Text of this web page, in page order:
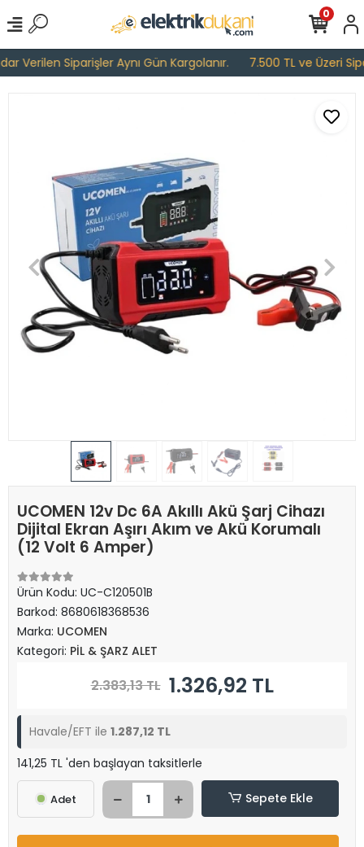
Verilen Siparişler Aynı Gün Kargolanır. 7.500 TL ve Üzeri
0
UCOMEN 12v Dc 6A Akıllı Akü Şarj Cihazı
Dijital Ekran Aşırı Akım ve Akü Korumalı
(12 Volt 6 Amper)
Ürün Kodu: UC-C120501B
Barkod: 8680618368536
Marka: UCOMEN
Kategori: PİL & ŞARZ ALET
2.383,13 TL 1.326,92 TL
Havale/EFT ile 1.287,12 TL
141,25 TL 'den başlayan taksitlerle
Adet Sepete Ekle